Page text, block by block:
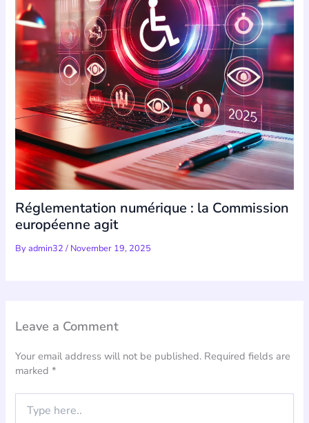
Réglementation numérique : la Commission
européenne agit
Byadmin32/ November 19, 2025
Leave a Comment
Your email address will not be published. Required fields are
marked*
here..